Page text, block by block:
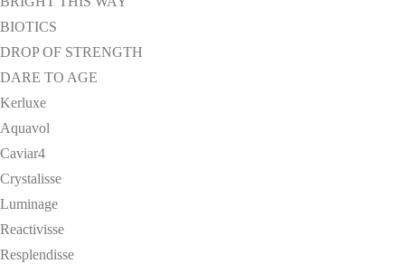
BIOTICS
DROP OF STRENGTH
DARE TO AGE
Kerluxe
Aquavol
Caviar4
Crystalisse
Luminage
Reactivisse
Resplendisse